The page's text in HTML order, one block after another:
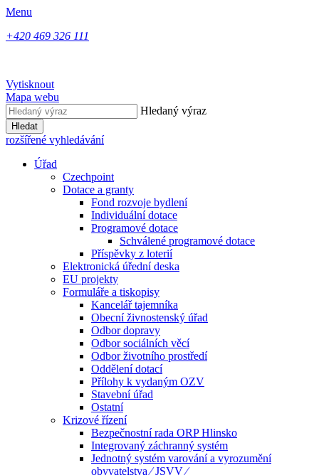
Menu
+420 469 326 111
Vytisknout
Mapa webu
Hledaný výraz
Hledat
rozšířené vyhledávání
Úřad
Czechpoint
Dotace a granty
Fond rozvoje bydlení
Individuální dotace
Programové dotace
Schválené programové dotace
Příspěvky z loterií
Elektronická úřední deska
EU projekty
Formuláře a tiskopisy
Kancelář tajemníka
Obecní živnostenský úřad
Odbor dopravy
Odbor sociálních věcí
Odbor životního prostředí
Oddělení dotací
Přílohy k vydaným OZV
Stavební úřad
Ostatní
Krizové řízení
Bezpečnostní rada ORP Hlinsko
Integrovaný záchranný systém
Jednotný systém varování a vyrozumění
obyvatelstva ⁄ JSVV ⁄